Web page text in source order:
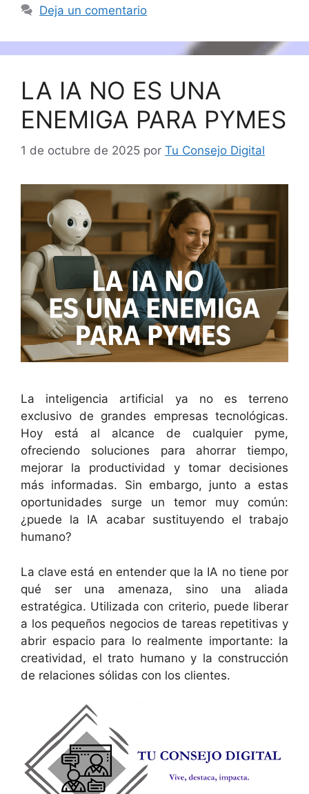
Deja un comentario
LA IA NO ES UNA
ENEMIGA PARA PYMES
1 de octubre de 2025 por Tu Consejo Digital
La inteligencia artificial ya no es terreno
exclusivo de grandes empresas tecnológicas.
Hoy está al alcance de cualquier pyme,
ofreciendo soluciones para ahorrar tiempo,
mejorar la productividad y tomar decisiones
más informadas. Sin embargo, junto a estas
oportunidades surge un temor muy común:
¿puede la IA acabar sustituyendo el trabajo
humano?
La clave está en entender que la IA no tiene por
qué ser una amenaza, sino una aliada
estratégica. Utilizada con criterio, puede liberar
a los pequeños negocios de tareas repetitivas y
abrir espacio para lo realmente importante: la
creatividad, el trato humano y la construcción
de relaciones sólidas con los clientes.